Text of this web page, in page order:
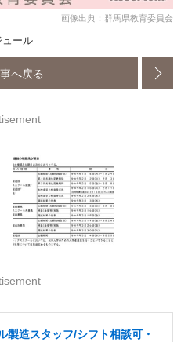
画像出典：群馬県教育委員会
ュール
へ戻る
製造スタッフ/シフト相談可・